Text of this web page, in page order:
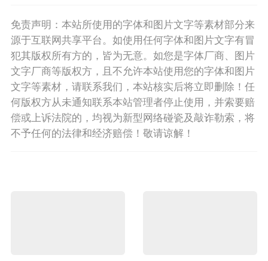
免责声明：本站所使用的字体和图片文字等素材部分来
源于互联网共享平台。如使用任何字体和图片文字有冒
犯其版权所有方的，皆为无意。如您是字体厂商、图片
文字厂商等版权方，且不允许本站使用您的字体和图片
文字等素材，请联系我们，本站核实后将立即删除！任
何版权方从未通知联系本站管理者停止使用，并索要赔
偿或上诉法院的，均视为新型网络碰瓷及敲诈勒索，将
不予任何的法律和经济赔偿！敬请谅解！